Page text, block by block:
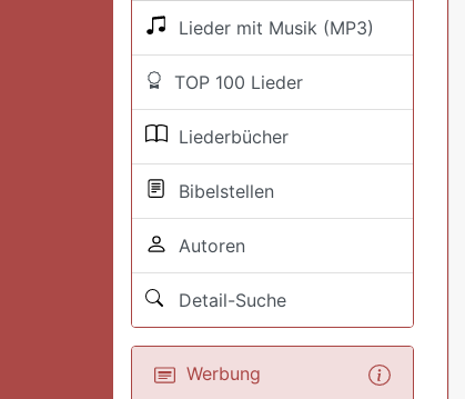
Lieder mit Musik (MP3)
TOP 100 Lieder
Liederbücher
Bibelstellen
Autoren
Detail-Suche
Werbung